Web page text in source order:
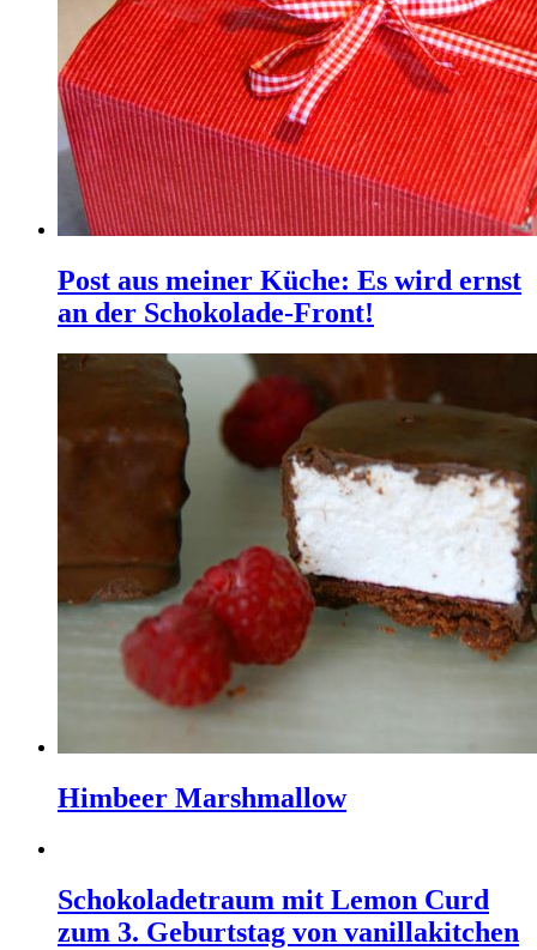
Post aus meiner Küche: Es wird ernst
an der Schokolade-Front!
Himbeer Marshmallow
Schokoladetraum mit Lemon Curd
zum 3. Geburtstag von vanillakitchen